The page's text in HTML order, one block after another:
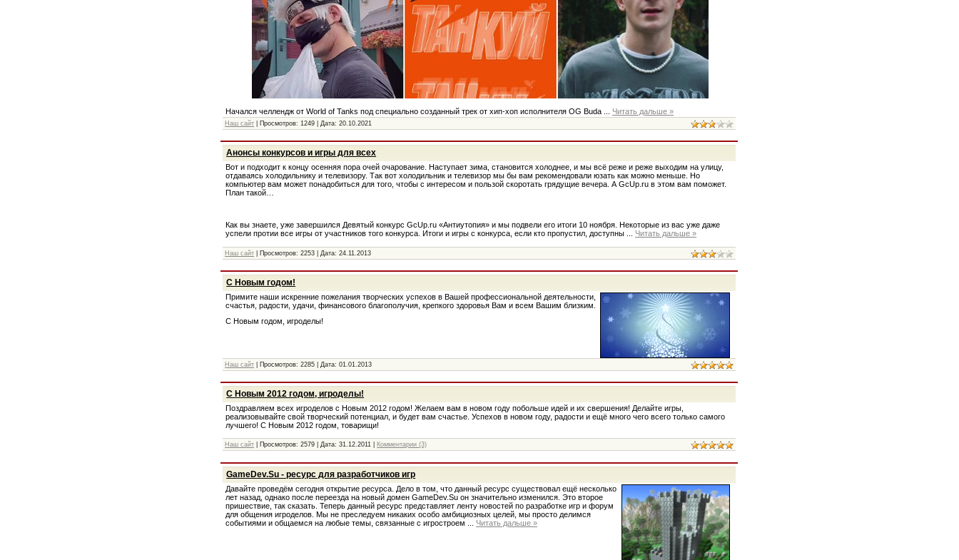
Начался челлендж от World of Tanks под специально созданный трек от хип-хоп исполнителя OG Buda Читать дальше »
Наш сайт | Просмотров: 1249 | Дата:20.10.2021
Анонсы конкурсов и игры для всех
Вот и подходит к концу осенняя пора очей очарование. Наступает зима, становится холоднее, и мы всё реже и реже выходим на улицу,
отдаваясь холодильнику и телевизору. Так вот холодильник и телевизор мы бы вам рекомендовали юзать как можно меньше. Но
компьютер вам может понадобиться для того, чтобы с интересом и пользой скоротать грядущие вечера. А GcUp.ru в этом вам поможет.
План такой…
Как вы знаете, уже завершился Девятый конкурс GcUp.ru «Антиутопия» и мы подвели его итоги 10 ноября. Некоторые из вас уже даже
успели протии все игры от участников того конкурса. Итоги и игры с конкурса, если кто пропустил, доступны
Читать дальше »
Наш сайт | Просмотров: 2253 | Дата:24.11.2013
С Новым годом!
Примите наши искренние пожелания творческих успехов в Вашей профессиональной деятельности,
счастья, радости, удачи, финансового благополучия, крепкого здоровья Вам и всем Вашим близким.
С Новым годом, игроделы!
Наш сайт | Просмотров: 2285 | Дата:01.01.2013
С Новым 2012 годом, игроделы!
Поздравляем всех игроделов с Новым 2012 годом! Желаем вам в новом году побольше идей и их свершения! Делайте игры,
реализовывайте свой творческий потенциал, и будет вам счастье. Успехов в новом году, радости и ещё много чего всего только самого
лучшего! С Новым 2012 годом, товарищи!
Наш сайт | Просмотров: 2579 | Дата:31.12.2011 Комментарии (3)
GameDev.Su - ресурс для разработчиков игр
Давайте проведём сегодня открытие ресурса. Дело в том, что данный ресурс существовал ещё несколько
лет назад, однако после переезда на новый домен GameDev.Su он значительно изменился. Это второе
пришествие, так сказать. Теперь данный ресурс представляет ленту новостей по разработке игр и форум
для общения игроделов. Мы не преследуем никаких особо амбициозных целей, мы просто делимся
событиями и общаемся на любые темы, связанные с игростроем
Читать дальше »